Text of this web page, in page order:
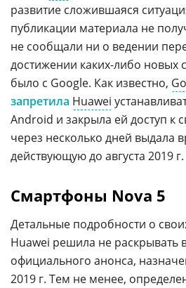
развитие сложившаяся
публикации материала не
не сообщали ни о ведении
достижении каких-либо новых
было с Google. Как известно,
запретила Huawei
Android и закрыла ей доступ к
через несколько дней выдала
действующую до августа 2019 г.
Смартфоны Nova 5
Детальные подробности о
Huawei решила не раскрывать
официального анонса,
2019 г. Тем не менее,